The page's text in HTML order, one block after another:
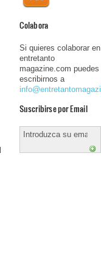
Colabora
Si quieres colaborar en
entretanto
magazine.com puedes
escribirnos a
Suscribirse por Email